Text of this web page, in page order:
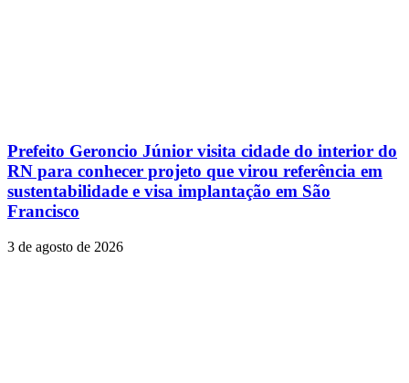
Prefeito Geroncio Júnior visita cidade do interior do
RN para conhecer projeto que virou referência em
sustentabilidade e visa implantação em São
Francisco
3 de agosto de 2026